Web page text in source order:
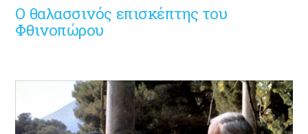
O θαλασσινός επισκέπτης του
Φθινοπώρου